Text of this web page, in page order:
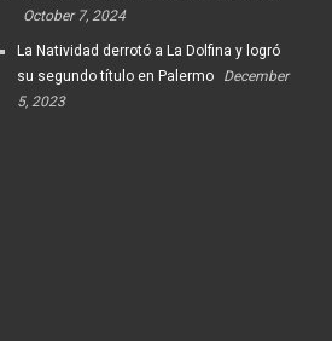
October 7, 2024
La Natividad derrotó a La Dolfina y logró
su segundo título en Palermo
December
5, 2023